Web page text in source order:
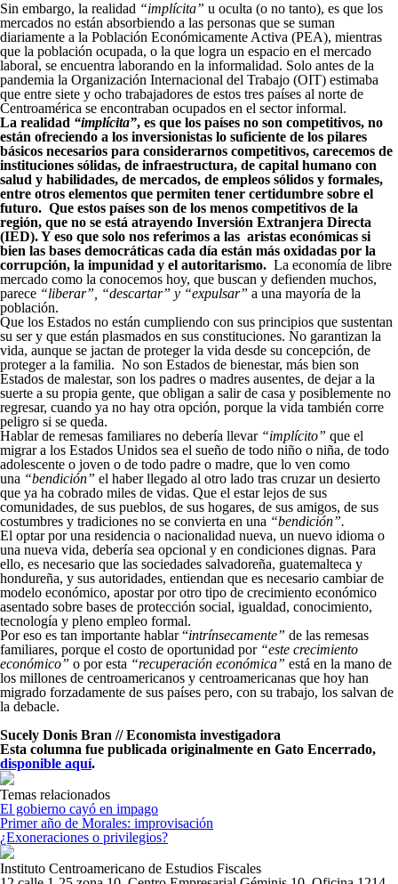
Sin embargo, la realidad “implícita” u oculta (o no tanto), es que los
mercados no están absorbiendo a las personas que se suman
diariamente a la Población Económicamente Activa (PEA), mientras
que la población ocupada, o la que logra un espacio en el mercado
laboral, se encuentra laborando en la informalidad. Solo antes de la
pandemia la Organización Internacional del Trabajo (OIT) estimaba
que entre siete y ocho trabajadores de estos tres países al norte de
Centroamérica se encontraban ocupados en el sector informal.
La realidad “implícita”, es que los países no son competitivos, no
están ofreciendo a los inversionistas lo suficiente de los pilares
básicos necesarios para considerarnos competitivos, carecemos de
instituciones sólidas, de infraestructura, de capital humano con
salud y habilidades, de mercados, de empleos sólidos y formales,
entre otros elementos que permiten tener certidumbre sobre el
futuro. Que estos países son de los menos competitivos de la
región, que no se está atrayendo Inversión Extranjera Directa
(IED). Y eso que solo nos referimos a las aristas económicas si
bien las bases democráticas cada día están más oxidadas por la
corrupción, la impunidad y el autoritarismo. La economía de libre
mercado como la conocemos hoy, que buscan y defienden muchos,
parece “liberar”, “descartar” y “expulsar” a una mayoría de la
población.
Que los Estados no están cumpliendo con sus principios que sustentan
su ser y que están plasmados en sus constituciones. No garantizan la
vida, aunque se jactan de proteger la vida desde su concepción, de
proteger a la familia. No son Estados de bienestar, más bien son
Estados de malestar, son los padres o madres ausentes, de dejar a la
suerte a su propia gente, que obligan a salir de casa y posiblemente no
regresar, cuando ya no hay otra opción, porque la vida también corre
peligro si se queda.
Hablar de remesas familiares no debería llevar “implícito” que el
migrar a los Estados Unidos sea el sueño de todo niño o niña, de todo
adolescente o joven o de todo padre o madre, que lo ven como
una “bendición” el haber llegado al otro lado tras cruzar un desierto
que ya ha cobrado miles de vidas. Que el estar lejos de sus
comunidades, de sus pueblos, de sus hogares, de sus amigos, de sus
costumbres y tradiciones no se convierta en una “bendición”.
El optar por una residencia o nacionalidad nueva, un nuevo idioma o
una nueva vida, debería sea opcional y en condiciones dignas. Para
ello, es necesario que las sociedades salvadoreña, guatemalteca y
hondureña, y sus autoridades, entiendan que es necesario cambiar de
modelo económico, apostar por otro tipo de crecimiento económico
asentado sobre bases de protección social, igualdad, conocimiento,
tecnología y pleno empleo formal.
Por eso es tan importante hablar “intrínsecamente” de las remesas
familiares, porque el costo de oportunidad por “este crecimiento
económico” o por esta “recuperación económica” está en la mano de
los millones de centroamericanos y centroamericanas que hoy han
migrado forzadamente de sus países pero, con su trabajo, los salvan de
la debacle.
Sucely Donis Bran // Economista investigadora
Esta columna fue publicada originalmente en Gato Encerrado,
disponible aquí.
Temas relacionados
El gobierno cayó en impago
Primer año de Morales: improvisación
¿Exoneraciones o privilegios?
Instituto Centroamericano de Estudios Fiscales